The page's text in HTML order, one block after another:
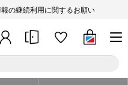
の継続利用に関するお願い